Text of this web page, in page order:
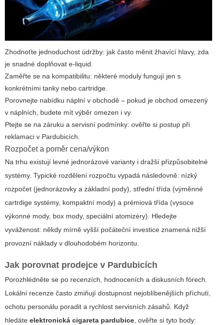
Zhodnoťte jednoduchost údržby: jak často měnit žhavící hlavy, zda
je snadné doplňovat e-liquid.
Zaměřte se na kompatibilitu: některé moduly fungují jen s
konkrétními tanky nebo cartridge.
Porovnejte nabídku náplní v obchodě – pokud je obchod omezený
v náplních, budete mít výběr omezen i vy.
Ptejte se na záruku a servisní podmínky: ověřte si postup při
reklamaci v Pardubicích.
Rozpočet a poměr cena/výkon
Na trhu existují levné jednorázové varianty i dražší přizpůsobitelné
systémy. Typické rozdělení rozpočtu vypadá následovně: nízký
rozpočet (jednorázovky a základní pody), střední třída (výměnné
cartrdige systémy, kompaktní mody) a prémiová třída (vysoce
výkonné mody, box mody, speciální atomizéry). Hledejte
vyváženost: někdy mírně vyšší počáteční investice znamená nižší
provozní náklady v dlouhodobém horizontu.
Jak porovnat prodejce v Pardubicích
Porozhlédněte se po recenzích, hodnoceních a diskusních fórech.
Lokální recenze často zmiňují dostupnost nejoblíbenějších příchutí,
ochotu personálu poradit a rychlost servisních zásahů. Když
hledáte elektronická cigareta pardubice , ověřte si tyto body: